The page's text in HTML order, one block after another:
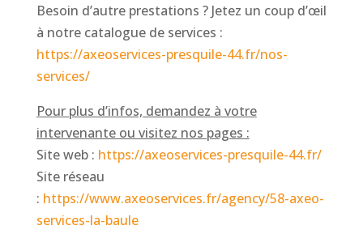
Besoin d’autre prestations ? Jetez un coup d’œil
à notre catalogue de services :
https://axeoservices-presquile-44.fr/nos-
services/
Pour plus d’infos, demandez à votre
intervenante ou visitez nos pages :
Site web : https://axeoservices-presquile-44.fr/
Site réseau
: https://www.axeoservices.fr/agency/58-axeo-
services-la-baule